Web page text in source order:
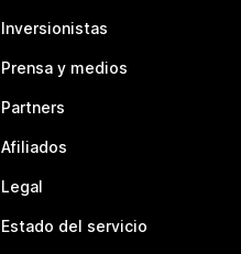
Inversionistas
Prensa y medios
Partners
Afiliados
Legal
Estado del servicio